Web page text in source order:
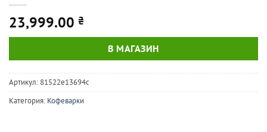
23,999.00 ₴
В МАГАЗИН
Артикул: 81522e13694c
Категория: Кофеварки